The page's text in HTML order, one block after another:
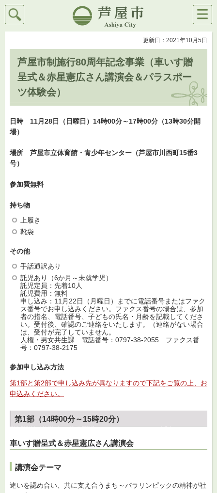
芦屋市
検索
メニ
ュー
更新日：2021年10月5日
芦屋市制施行80周年記念事業（車いす贈
呈式＆赤星憲広さん講演会＆パラスポー
ツ体験会）
日時 11月28日（日曜日）14時00分～17時00分（13時30分開
場）
場所 芦屋市立体育館・青少年センター（芦屋市川西町15番3
号）
参加費無料
持ち物
上履き
靴袋
その他
手話通訳あり
託児あり（6か月～未就学児）
託児定員：先着10人
託児費用：無料
申し込み：11月22日（月曜日）までに電話番号またはファク
ス番号でお申し込みください。ファクス番号の場合は、参加
者の指名、電話番号、子どもの氏名・月齢を記載してくださ
い。受付後、確認のご連絡をいたします。（連絡がない場合
は、受付が完了していません。
人権・男女共生課 電話番号：0797-38-2055 ファクス番
号：0797-38-2175
参加申し込み方法
第1部と第2部で申し込み先が異なりますので下記をご覧の上、お
申込みください。
第1部（14時00分～15時20分）
車いす贈呈式＆赤星憲広さん講演会
講演会テーマ
違いを認め合い、共に支え合うまち～パラリンピックの精神が社